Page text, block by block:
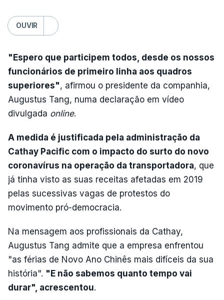
OUVIR
"Espero que participem todos, desde os nossos
funcionários de primeiro linha aos quadros
superiores", afirmou o presidente da companhia,
Augustus Tang, numa declaração em vídeo
divulgada online.
A medida é justificada pela administração da
Cathay Pacific com o impacto do surto do novo
coronavírus na operação da transportadora, que
já tinha visto as suas receitas afetadas em 2019
pelas sucessivas vagas de protestos do
movimento pró-democracia.
Na mensagem aos profissionais da Cathay,
Augustus Tang admite que a empresa enfrentou
"as férias de Novo Ano Chinês mais difíceis da sua
história". "E não sabemos quanto tempo vai
durar", acrescentou.